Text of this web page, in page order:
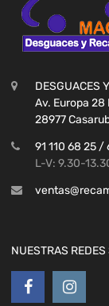
DESGUACES
Av. Europa 28
28977
91 110 68 25 /
L-V: 9.30-
NUESTRAS REDES